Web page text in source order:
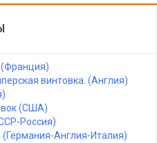
(Франция)
винтовка. (Англия)
(США)
Россия)
(Германия-Англия-Италия)